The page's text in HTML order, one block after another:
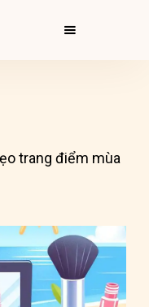
trang điểm mùa